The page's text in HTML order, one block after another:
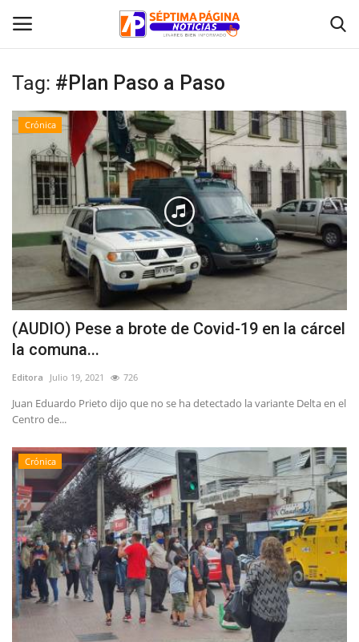
Inicio
Crónica
Policial
Tribunales
Deporte
Política
Espectáculos
Tag: #Plan Paso a Paso
Crónica
(AUDIO) Pese a brote de Covid-19 en la cárcel
la comuna...
Editora Julio 19, 2021 726
Juan Eduardo Prieto dijo que no se ha detectado la variante Delta en el
Centro de...
Crónica